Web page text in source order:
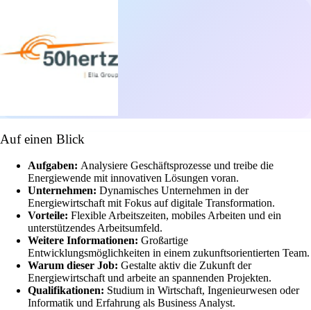
Auf einen Blick
Aufgaben: Analysiere Geschäftsprozesse und treibe die
Energiewende mit innovativen Lösungen voran.
Unternehmen: Dynamisches Unternehmen in der
Energiewirtschaft mit Fokus auf digitale Transformation.
Vorteile: Flexible Arbeitszeiten, mobiles Arbeiten und ein
unterstützendes Arbeitsumfeld.
Weitere Informationen: Großartige
Entwicklungsmöglichkeiten in einem zukunftsorientierten Team.
Warum dieser Job: Gestalte aktiv die Zukunft der
Energiewirtschaft und arbeite an spannenden Projekten.
Qualifikationen: Studium in Wirtschaft, Ingenieurwesen oder
Informatik und Erfahrung als Business Analyst.